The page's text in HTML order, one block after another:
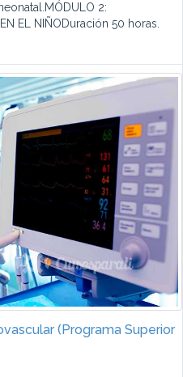
2:
EL NIÑODuración 50 horas.
(Programa Superior